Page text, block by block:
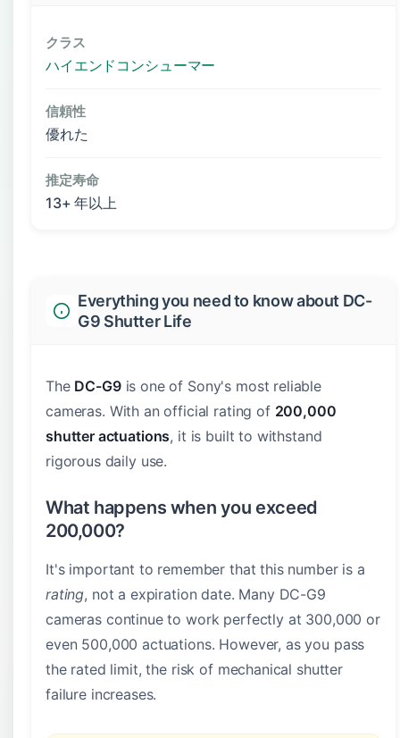
クラス
ハイエンドコンシューマー
信頼性
優れた
推定寿命
13+ 年以上
Everything you need to know about DC-
G9 Shutter Life
The DC-G9is one of Sony's most reliable
cameras. With an official rating of 200,000
shutter actuations, it is built to withstand
rigorous daily use.
What happens when you exceed
200,000?
It's important to remember that this number is a
rating, not a expiration date. Many DC-G9
cameras continue to work perfectly at 300,000 or
even 500,000 actuations. However, as you pass
the rated limit, the risk of mechanical shutter
failure increases.